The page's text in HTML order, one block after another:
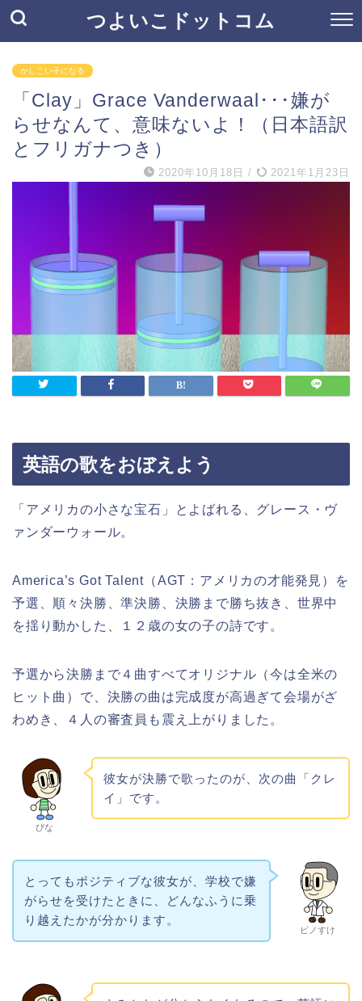
つよいこドットコム
かしこい子になる
「Clay」Grace Vanderwaal･･･嫌が
らせなんて、意味ないよ！（日本語訳
とフリガナつき）
2020年10月18日 / 2021年1月23日
英語の歌をおぼえよう
「アメリカの小さな宝石」とよばれる、グレース・ヴ
ァンダーウォール。
America’s Got Talent（AGT：アメリカの才能発見）を
予選、順々決勝、準決勝、決勝まで勝ち抜き、世界中
を揺り動かした、１２歳の女の子の詩です。
予選から決勝まで４曲すべてオリジナル（今は全米の
ヒット曲）で、決勝の曲は完成度が高過ぎて会場がざ
わめき、４人の審査員も震え上がりました。
ぴな
彼女が決勝で歌ったのが、次の曲「クレ
イ」です。
ピノすけ
とってもポジティブな彼女が、学校で嫌
がらせを受けたときに、どんなふうに乗
り越えたかが分かります。